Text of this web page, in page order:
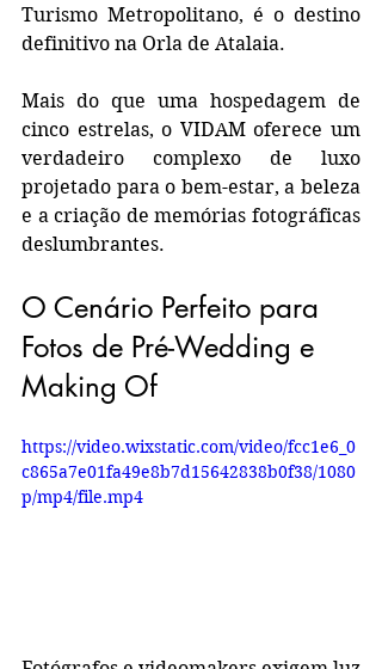
Turismo Metropolitano, é o destino
definitivo na Orla de Atalaia.
Mais do que uma hospedagem de
cinco estrelas, o VIDAM oferece um
verdadeiro complexo de luxo
projetado para o bem-estar, a beleza
e a criação de memórias fotográficas
deslumbrantes.
O Cenário Perfeito para
Fotos de Pré-Wedding e
Making Of
https://video.wixstatic.com/video/fcc1e6_0
c865a7e01fa49e8b7d15642838b0f38/1080
p/mp4/file.mp4